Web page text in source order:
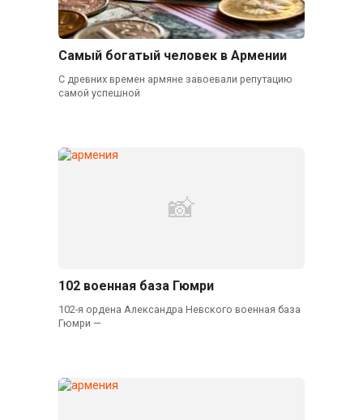
Самый богатый человек в Армении
С древних времен армяне завоевали репутацию
самой успешной
102 военная база Гюмри
102-я ордена Александра Невского военная база
Гюмри —